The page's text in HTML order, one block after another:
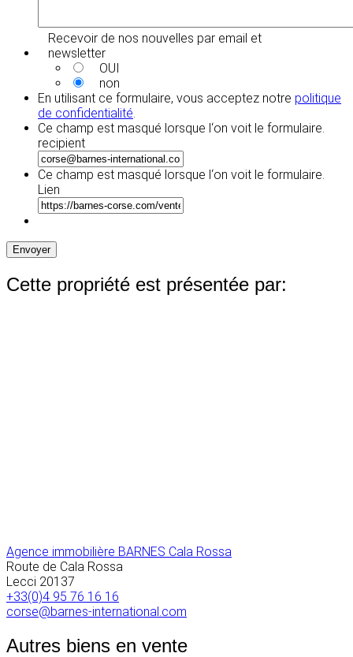
Recevoir de nos nouvelles par email et
newsletter
OUI
non
En utilisant ce formulaire, vous acceptez notre politique
de confidentialité.
Ce champ est masqué lorsque l‘on voit le formulaire.
recipient
Ce champ est masqué lorsque l‘on voit le formulaire.
Lien
Envoyer
Cette propriété est présentée par:
Agence immobilière BARNES Cala Rossa
Route de Cala Rossa
Lecci 20137
+33(0)4 95 76 16 16
corse@barnes-international.com
Autres biens en vente